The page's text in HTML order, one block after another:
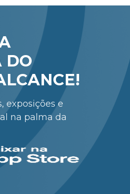
DO
exposições e
na palma da